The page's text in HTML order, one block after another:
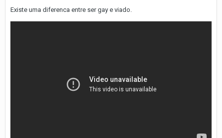
Existe uma diferenca entre ser gay e viado.